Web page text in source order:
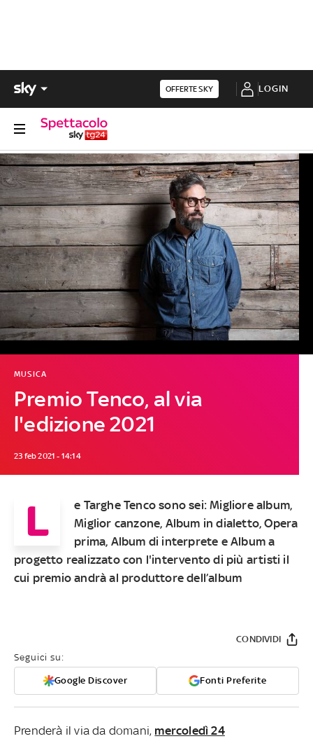
OFFERTE SKY LOGIN
Premio Tenco, al via
l'edizione 2021
MUSICA
23 feb 2021 - 14:14
L
e Targhe Tenco sono sei: Migliore album,
Miglior canzone, Album in dialetto, Opera
prima, Album di interprete e Album a
progetto realizzato con l'intervento di più artisti il
cui premio andrà al produttore dell’album
Seguici su:
Google Discover Fonti Preferite
CONDIVIDI
Prenderà il via da domani, mercoledì 24